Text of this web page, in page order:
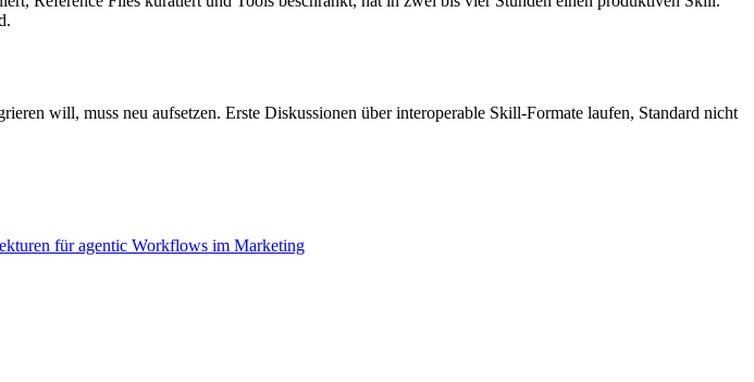
will, muss neu aufsetzen. Erste Diskussionen über interoperable Skill-Formate laufen, Standard nicht
für agentic Workflows im Marketing